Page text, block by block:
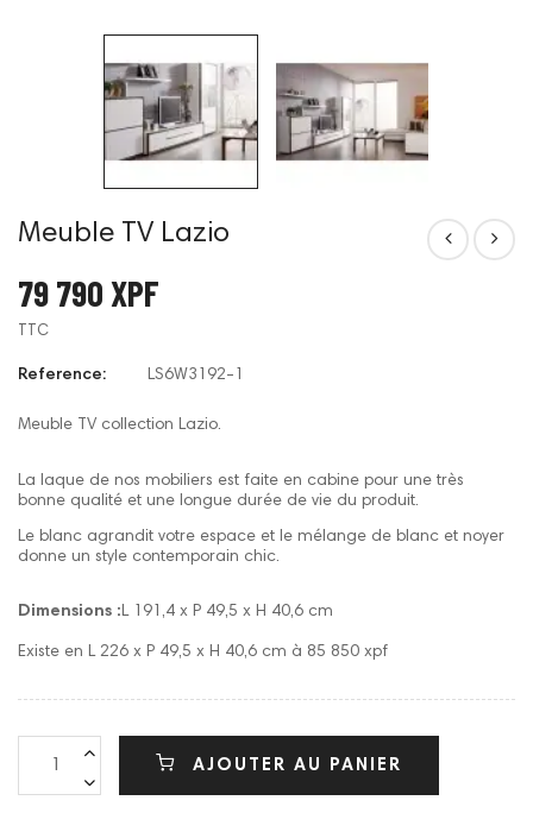
Meuble TV Lazio
79 790 XPF
TTC
Reference: LS6W3192-1
Meuble TV collection Lazio.
La laque de nos mobiliers est faite en cabine pour une très
bonne qualité et une longue durée de vie du produit.
Le blanc agrandit votre espace et le mélange de blanc et noyer
donne un style contemporain chic.
Dimensions :L 191,4 x P 49,5 x H 40,6 cm
Existe en L 226 x P 49,5 x H 40,6 cm à 85 850 xpf
AJOUTER AU PANIER